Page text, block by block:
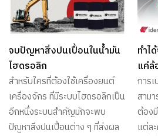
จบปัญหาสิ่งปนเปื้อนในน้ำมัน
ไฮดรอลิก
สำหรับใครที่ต้องใช้เครื่องยนต์
เครื่องจักร ที่มีระบบไฮดรอลิกเป็น
อีกหนึ่งระบบสำคัญมักจะพบ
ปัญหาสิ่งปนเปื้อนต่าง ๆ ที่ส่งผล
ทำไ
แค่ล้
การ
สาม
ต้อง
แต่ล